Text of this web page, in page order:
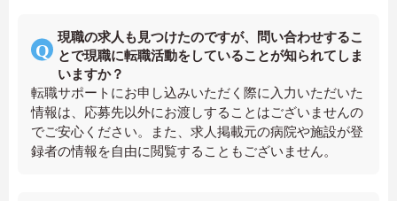
現職の求人も見つけたのですが、問い合わせするこ
とで現職に転職活動をしていることが知られてしま
いますか？
転職サポートにお申し込みいただく際に入力いただいた
情報は、応募先以外にお渡しすることはございませんの
でご安心ください。また、求人掲載元の病院や施設が登
録者の情報を自由に閲覧することもございません。